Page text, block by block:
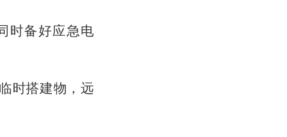
时备好应急电
时搭建物，远